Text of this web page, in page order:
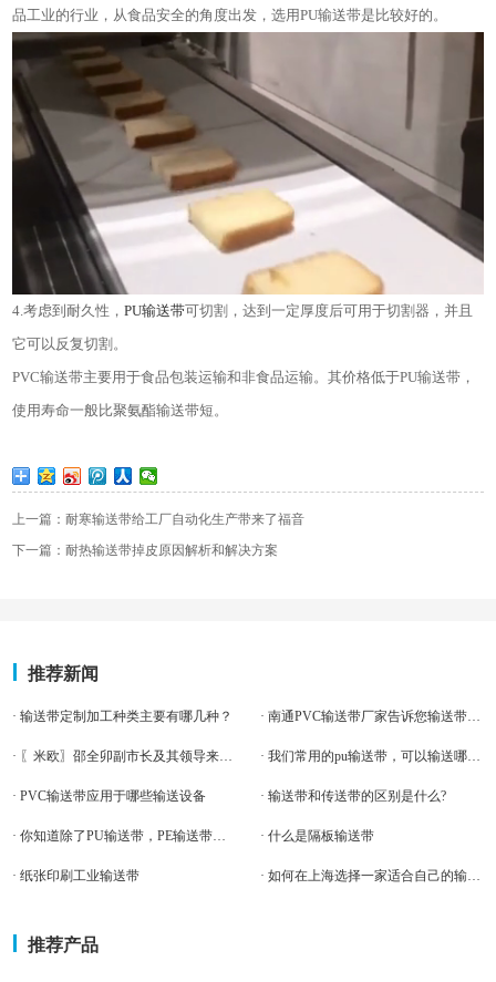
品工业的行业，从食品安全的角度出发，选用PU输送带是比较好的。
4.考虑到耐久性，PU输送带可切割，达到一定厚度后可用于切割器，并且
它可以反复切割。
PVC输送带主要用于食品包装运输和非食品运输。其价格低于PU输送带，
使用寿命一般比聚氨酯输送带短。
上一篇：耐寒输送带给工厂自动化生产带来了福音
下一篇：耐热输送带掉皮原因解析和解决方案
推荐新闻
· 输送带定制加工种类主要有哪几种？ · 南通PVC输送带厂家告诉您输送带损伤会带来什么
· 〖米欧〗邵全卯副市长及其领导来访后对园区企业的改造给予肯定 · 我们常用的pu输送带，可以输送哪些食物呢
· PVC输送带应用于哪些输送设备 · 输送带和传送带的区别是什么?
· 你知道除了PU输送带，PE输送带食品输送带还有哪些吗？ · 什么是隔板输送带
· 纸张印刷工业输送带 · 如何在上海选择一家适合自己的输送带厂家呢
推荐产品